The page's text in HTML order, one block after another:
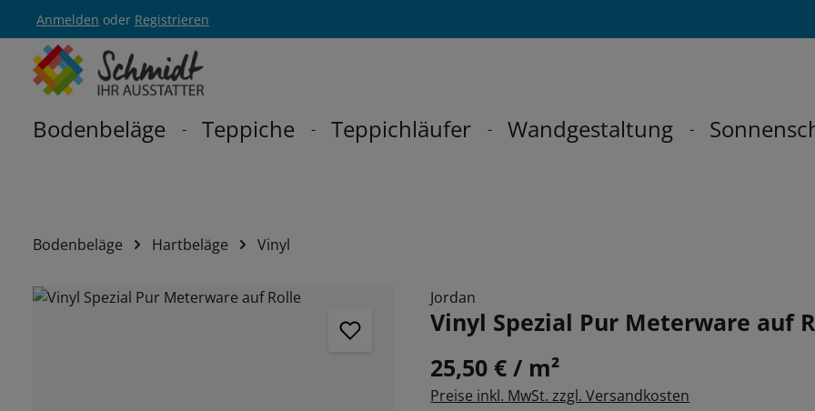
Hauptnavigation springen
Anmelden oder Registrieren
Bodenbeläge Teppiche Teppichläufer Wandgestaltung
Bodenbeläge Hartbeläge Vinyl
Bildergalerie überspringen Jordan
Vinyl Spezial Pur Meterware auf
25,50 € / m²
Preise inkl. MwSt. zzgl. Versandkosten